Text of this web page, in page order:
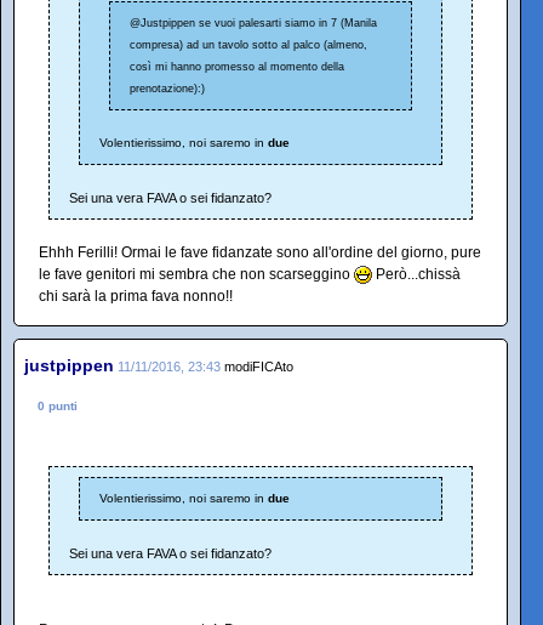
@Justpippen se vuoi palesarti siamo in 7 (Manila
compresa) ad un tavolo sotto al palco (almeno,
così mi hanno promesso al momento della
prenotazione):)
Volentierissimo, noi saremo in due
Sei una vera FAVA o sei fidanzato?
Ehhh Ferilli! Ormai le fave fidanzate sono all'ordine del giorno, pure
le fave genitori mi sembra che non scarseggino
Però...chissà
chi sarà la prima fava nonno!!
justpippen 11/11/2016, 23:43 modiFICAto
0 punti
Volentierissimo, noi saremo in due
Sei una vera FAVA o sei fidanzato?